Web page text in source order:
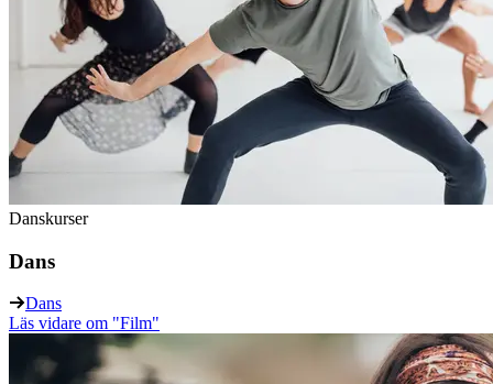
Danskurser
Dans
Dans
Läs vidare om "Film"